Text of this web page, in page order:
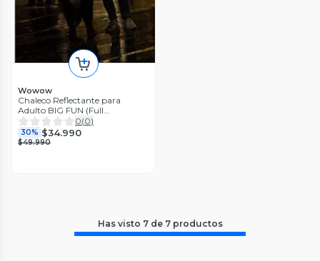
Wowow
Chaleco Reflectante para
Adulto BIG FUN (Full
reflectante)
0(0)
30% $34.990
$49.990
Has visto 7de 7 productos